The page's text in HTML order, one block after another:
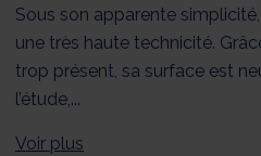
Sous son apparente
une très haute technicité.
trop présent, sa surface est
l’étude,...
Voir plus